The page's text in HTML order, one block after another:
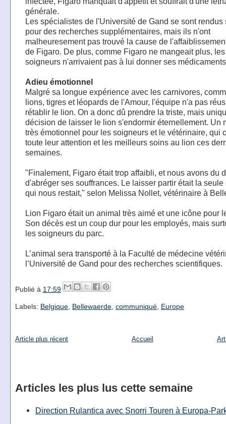
générale.
Les spécialistes de l'Université de Gand se sont rendus
pour des recherches supplémentaires, mais ils n'ont
malheuresement pas trouvé la cause de
de Figaro. De plus, comme Figaro ne mangeait plus, les
soigneurs n'arrivaient pas à lui donner ses
Adieu émotionnel
Malgré sa longue expérience avec les carnivores,
lions, tigres et léopards de l'Amour, l'équipe n'a pas
rétablir le lion. On a donc dû prendre la triste, mais
décision de laisser le lion s'endormir éternellement. Un
très émotionnel pour les soigneurs et le vétérinaire, qui
toute leur attention et les meilleurs soins au lion ces
semaines.
"Finalement, Figaro était trop affaibli, et nous avons du
d'abréger ses souffrances. Le laisser partir était la seule
qui nous restait," selon Melissa Nollet, vétérinaire à
Lion Figaro était un animal très aimé et une icône pour
Son décès est un coup dur pour les employés, mais
les soigneurs du parc.
L’animal sera transporté à la Faculté de médecine
l’Université de Gand pour des recherches scientifiques.
Publié à 17:59
Labels: Belgique, Bellewaerde, communiqué, Europe
Article plus récent Accueil
Articles les plus lus cette semaine
Direction Rulantica avec Snorri Touren à Europa-